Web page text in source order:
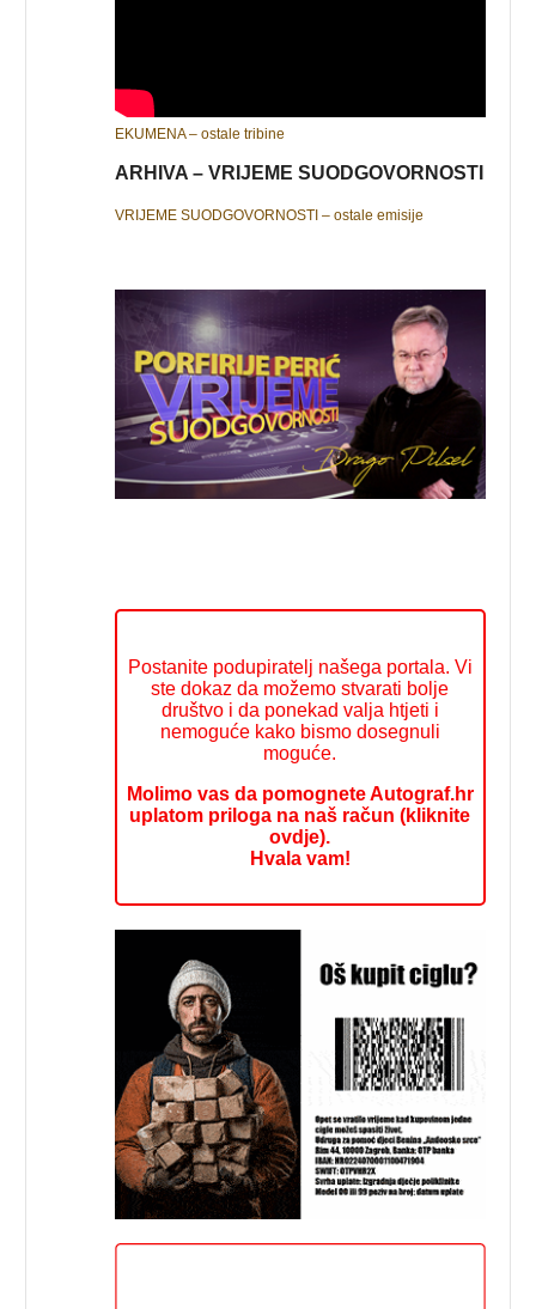
EKUMENA – ostale tribine
ARHIVA – VRIJEME SUODGOVORNOSTI
VRIJEME SUODGOVORNOSTI – ostale emisije
Postanite podupiratelj našega portala. Vi
ste dokaz da možemo stvarati bolje
društvo i da ponekad valja htjeti i
nemoguće kako bismo dosegnuli
moguće.
Molimo vas da pomognete Autograf.hr
uplatom priloga na naš račun (kliknite
ovdje).
Hvala vam!